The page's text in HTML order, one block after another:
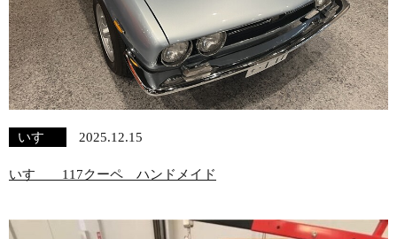
いすゞ 2025.12.15
いすゞ 117クーペ ハンドメイド